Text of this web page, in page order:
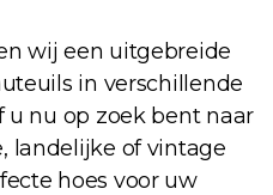
wij een uitgebreide
in verschillende
u nu op zoek bent naar
landelijke of vintage
hoes voor uw